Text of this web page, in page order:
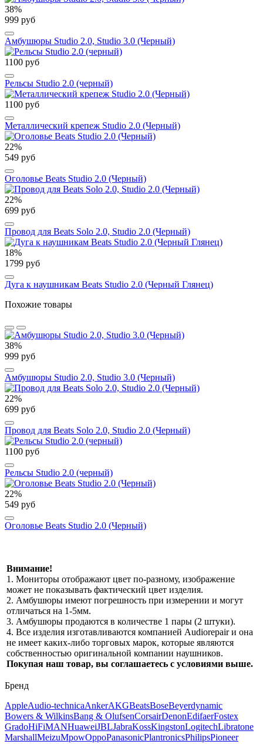
38%
999 руб
Амбушюры Studio 2.0, Studio 3.0 (Черный)
1100 руб
Рельсы Studio 2.0 (черный)
1100 руб
Металлический крепеж Studio 2.0 (Черный)
22%
549 руб
Оголовье Beats Studio 2.0 (Черный)
22%
699 руб
Провод для Beats Solo 2.0, Studio 2.0 (Черный)
18%
1799 руб
Дуга к наушникам Beats Studio 2.0 (Черный Глянец)
Похожие товары
38%
999 руб
Амбушюры Studio 2.0, Studio 3.0 (Черный)
22%
699 руб
Провод для Beats Solo 2.0, Studio 2.0 (Черный)
1100 руб
Рельсы Studio 2.0 (черный)
22%
549 руб
Оголовье Beats Studio 2.0 (Черный)
Внимание!
1. Мониторы отображают цвет по-разному, изображение
может не показывать фактический цвет изделия.
2. Амбушюры имеют погрешность при измерении и могут
отличаться на 1-5мм.
3. Амбушюры продаются в количестве 1 пары (2 штуки).
4. Все изделия изготавливаются компанией Audiorepair и она
не имеет каких-либо торговых марок, которые являются
собственностью оригинальной компании наушников.
Покупая наш товар, вы соглашаетесь с условиями выше.
Бренд
AppleAudio-technicaAnkerAKGBeatsBoseBeyerdynamic
Bowers & WilkinsBang & OlufsenCorsairDenonEdifaerFostex
GradoHiFiMANHuaweiJBLJabraKossKingstonLogitechLibratone
MarshallMeizuMpowOppoPanasonicPlantronicsPhilipsPioneer